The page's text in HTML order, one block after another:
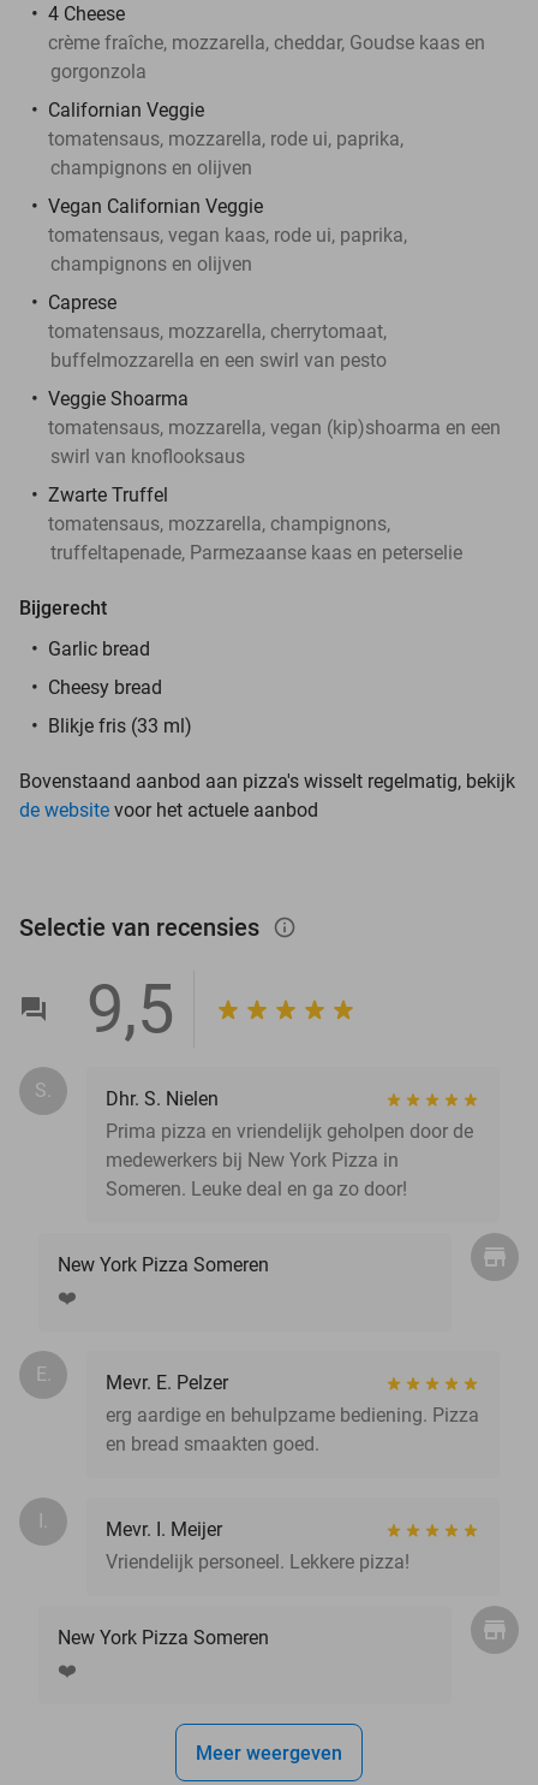
4 Cheese
crème fraîche, mozzarella, cheddar, Goudse kaas en
gorgonzola
Californian Veggie
tomatensaus, mozzarella, rode ui, paprika,
champignons en olijven
Vegan Californian Veggie
tomatensaus, vegan kaas, rode ui, paprika,
champignons en olijven
Caprese
tomatensaus, mozzarella, cherrytomaat,
buffelmozzarella en een swirl van pesto
Veggie Shoarma
tomatensaus, mozzarella, vegan (kip)shoarma en een
swirl van knoflooksaus
Zwarte Truffel
tomatensaus, mozzarella, champignons,
truffeltapenade, Parmezaanse kaas en peterselie
Bijgerecht
Garlic bread
Cheesy bread
Blikje fris (33 ml)
Bovenstaand aanbod aan pizza's wisselt regelmatig, bekijk
de website voor het actuele aanbod
Selectie van recensies info_outlined
9,5
S.
Dhr. S. Nielen
Prima pizza en vriendelijk geholpen door de
medewerkers bij New York Pizza in
Someren. Leuke deal en ga zo door!
New York Pizza Someren
❤️
E.
Mevr. E. Pelzer
erg aardige en behulpzame bediening. Pizza
en bread smaakten goed.
I.
Mevr. I. Meijer
Vriendelijk personeel. Lekkere pizza!
New York Pizza Someren
❤️
Meer weergeven